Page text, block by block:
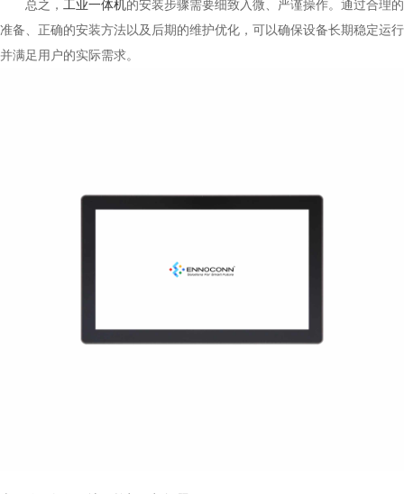
总之， 工业一体机的安装步骤需要细致入微、严谨操作。通过合理的
准备、正确的安装方法以及后期的维护优化，可以确保设备长期稳定运行
并满足用户的实际需求。